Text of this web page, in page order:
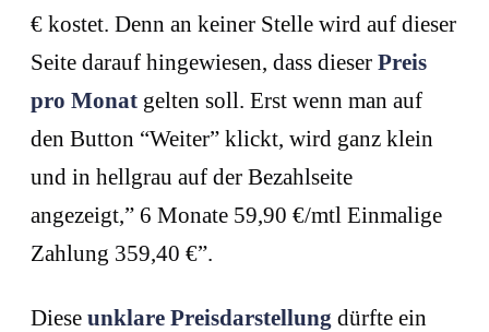
€ kostet. Denn an keiner Stelle wird auf dieser
Seite darauf hingewiesen, dass dieser Preis
pro Monat gelten soll. Erst wenn man auf
den Button “Weiter” klickt, wird ganz klein
und in hellgrau auf der Bezahlseite
angezeigt,” 6 Monate 59,90 €/mtl Einmalige
Zahlung 359,40 €”.
Diese unklare Preisdarstellung dürfte ein